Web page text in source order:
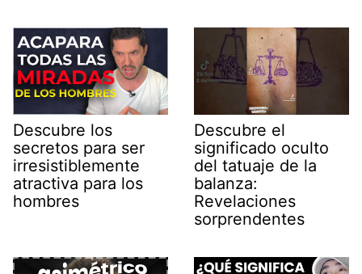
Descubre los
secretos para ser
irresistiblemente
atractiva para los
hombres
Descubre el
significado oculto
del tatuaje de la
balanza:
Revelaciones
sorprendentes